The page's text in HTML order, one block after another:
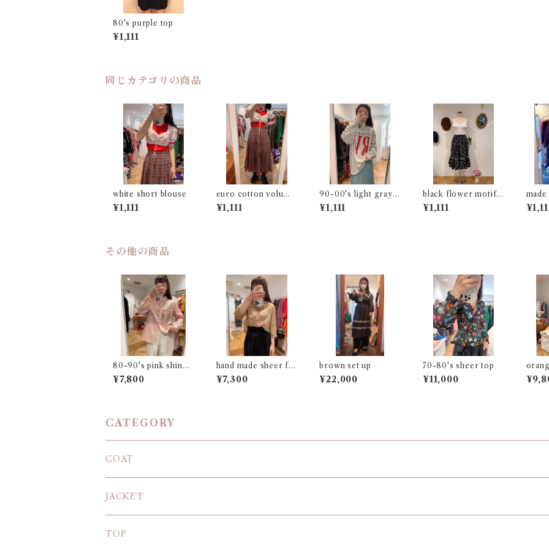
80's purple top
¥1,111
同じカテゴリの商品
white short blouse
¥1,111
euro cotton volume
skirt
¥1,111
90-00's light gray l
ong sleeve t-shirt
¥1,111
black flower motif
gathered skirt
¥1,111
その他の商品
80-90's pink shiny
blouse
¥7,800
hand made sheer fri
ll top
¥7,300
brown set up
¥22,000
70-80's sheer top
¥11,000
CATEGORY
COAT
JACKET
TOP